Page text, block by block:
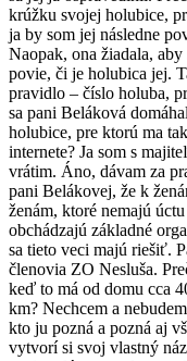
krúžku svojej holubice,
ja by som jej následne
Naopak, ona žiadala,
povie, či je holubica jej.
pravidlo – číslo holuba,
sa pani Beláková
holubice, pre ktorú ma
internete? Ja som s
vrátim. Áno, dávam za
pani Belákovej, že k
ženám, ktoré nemajú
obchádzajú základné
sa tieto veci majú riešiť.
členovia ZO Nesluša.
keď to má od domu cca
km? Nechcem a
kto ju pozná a pozná aj
vytvorí si svoj vlastný